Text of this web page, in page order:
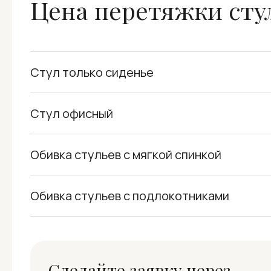
Цена перетяжки
Стул только сиденье
Стул офисный
Обивка стульев с мягкой спинкой
Обивка стульев с подлокотниками